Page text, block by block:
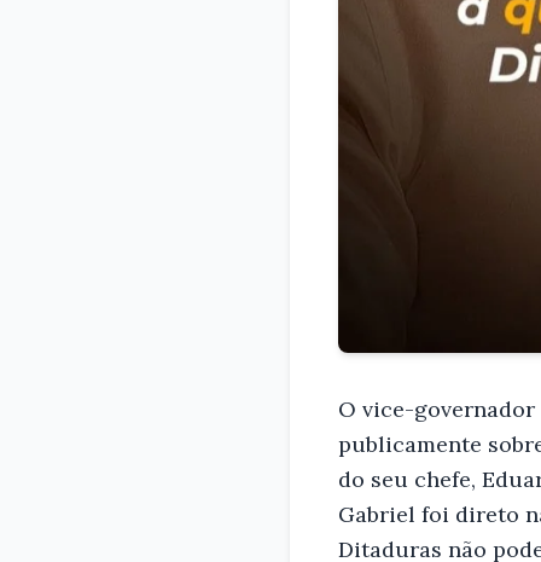
O vice-
publicamente
do seu chefe,
Gabriel foi direto
Ditaduras não